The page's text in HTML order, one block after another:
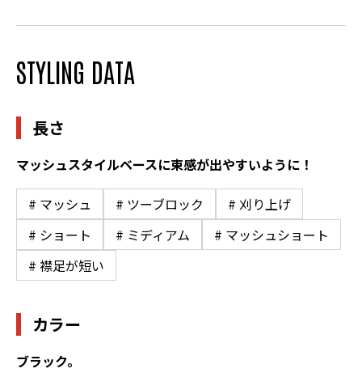
STYLING DATA
長さ
マッシュスタイルベースに束感が出やすいように！
# マッシュ # ツーブロック
# 刈り上げ
# ショート
# ミディアム
# マッシュショート
# 襟足が短い
カラー
ブラック。